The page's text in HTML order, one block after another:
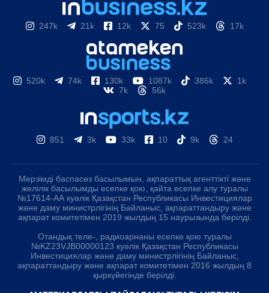
247k 21k 12k 75 523k 17k
520k 74k 130k 1087k 386k
1k
7k
56k
851 3k 33k 10 9k 24
Мерзімді баспасөз басылымын, ақпараттық агенттікті және
желілік басылымды есепке қою, қайта есепке алу туралы
№17614-АА куәлік Қазақстан Республикасы Инвестициялар
және даму министрлігінің Байланыс, ақпараттандыру және
ақпарат комитетімен 2019 жылдың 15 наурызында берілді.
Отандық теле-, радиоарнаны есепке қою туралы
№KZ23VJB00000123 куәлік Қазақстан Республикасы
Инвестициялар және даму министрлігінің Байланыс,
ақпараттандыру және ақпарат комитетімен 2016 жылдың 8
қыркүйегінде берілді.